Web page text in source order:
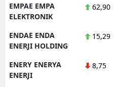
EMPAE EMPA
ELEKTRONIK
62,90
ENDAE ENDA
ENERJI HOLDING
15,29
ENERY ENERYA
ENERJI
8,75